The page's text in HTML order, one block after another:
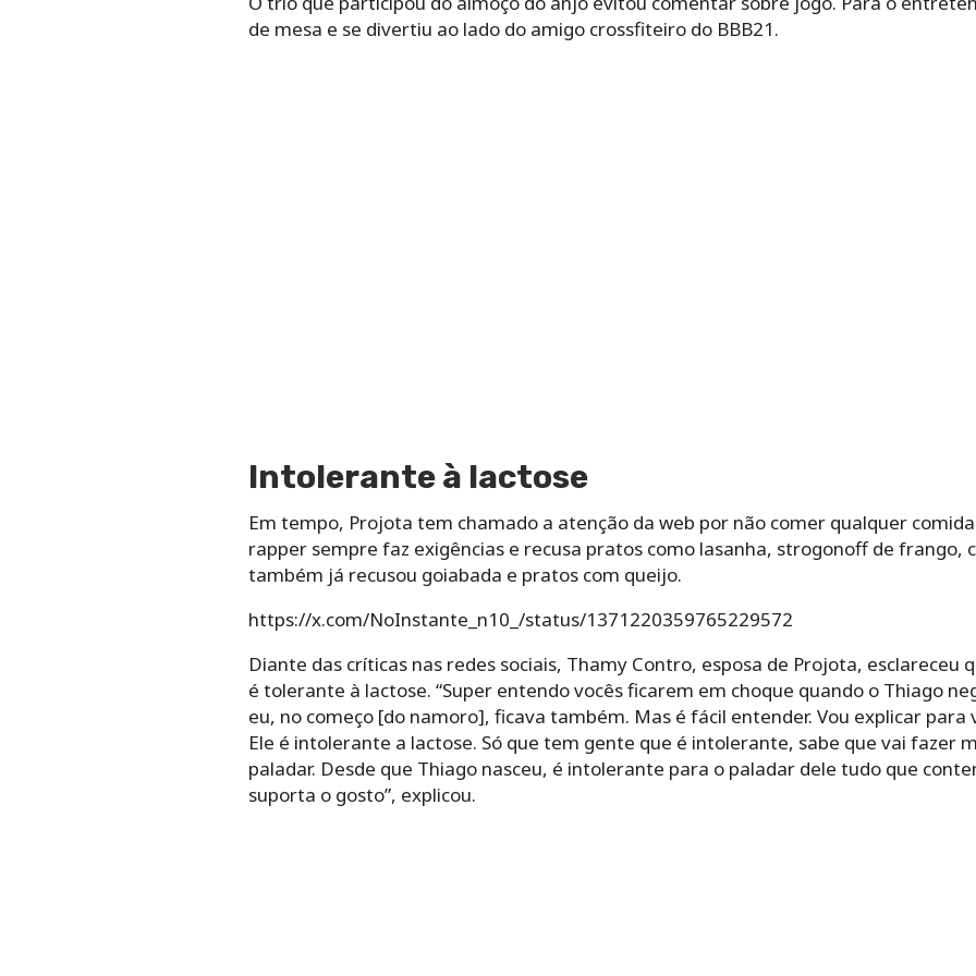
de mesa e se divertiu ao lado do amigo crossfiteiro do BBB21.
Intolerante à lactose
Em tempo, Projota tem chamado a atenção da web por não comer qualquer comida
rapper sempre faz exigências e recusa pratos como lasanha, strogonoff de frango,
também já recusou goiabada e pratos com queijo.
https://x.com/NoInstante_n10_/status/1371220359765229572
Diante das críticas nas redes sociais, Thamy Contro, esposa de Projota, esclareceu
é tolerante à lactose. “Super entendo vocês ficarem em choque quando o Thiago
eu, no começo [do namoro], ficava também. Mas é fácil entender. Vou explicar para
Ele é intolerante a lactose. Só que tem gente que é intolerante, sabe que vai fazer
paladar. Desde que Thiago nasceu, é intolerante para o paladar dele tudo que
suporta o gosto”, explicou.